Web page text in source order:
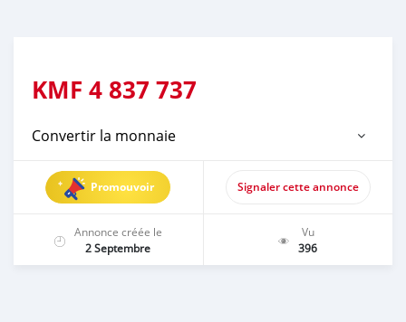
KMF 4 837 737
Convertir la monnaie
Promouvoir Signaler cette annonce
Annonce créée le
2 Septembre
Vu
396